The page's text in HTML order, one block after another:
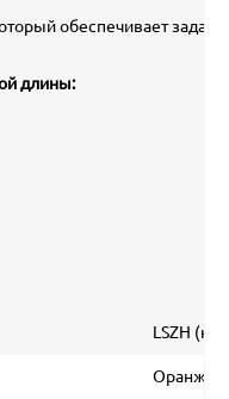
обеспечивает
длины:
LSZH